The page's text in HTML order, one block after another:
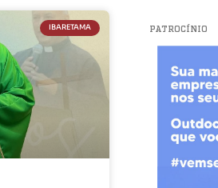
IBARETAMA PATROCÍNIO